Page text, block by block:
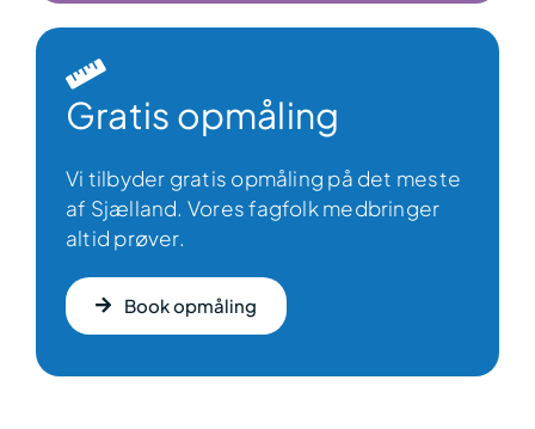
Gratis opmåling
Vi tilbyder gratis opmåling på det meste
af Sjælland. Vores fagfolk medbringer
altid prøver.
Book opmåling